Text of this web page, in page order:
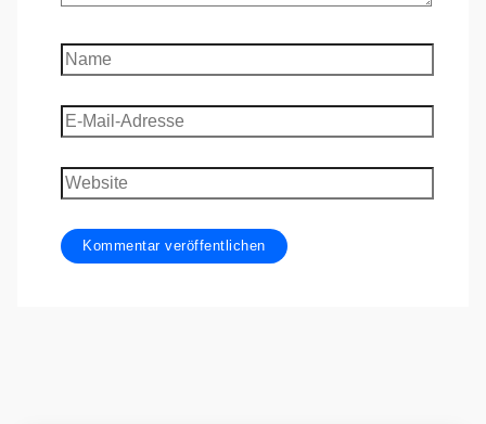
Name
E-
Mail-
Adresse
Website